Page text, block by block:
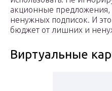
акционные предложения,
ненужных подписок. И
бюджет от лишних и
Виртуальные